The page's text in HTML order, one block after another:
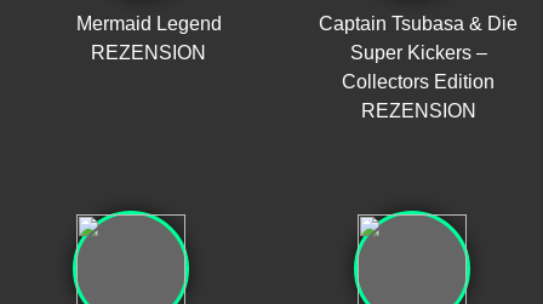
Mermaid Legend
REZENSION
Captain Tsubasa & Die
Super Kickers –
Collectors Edition
REZENSION